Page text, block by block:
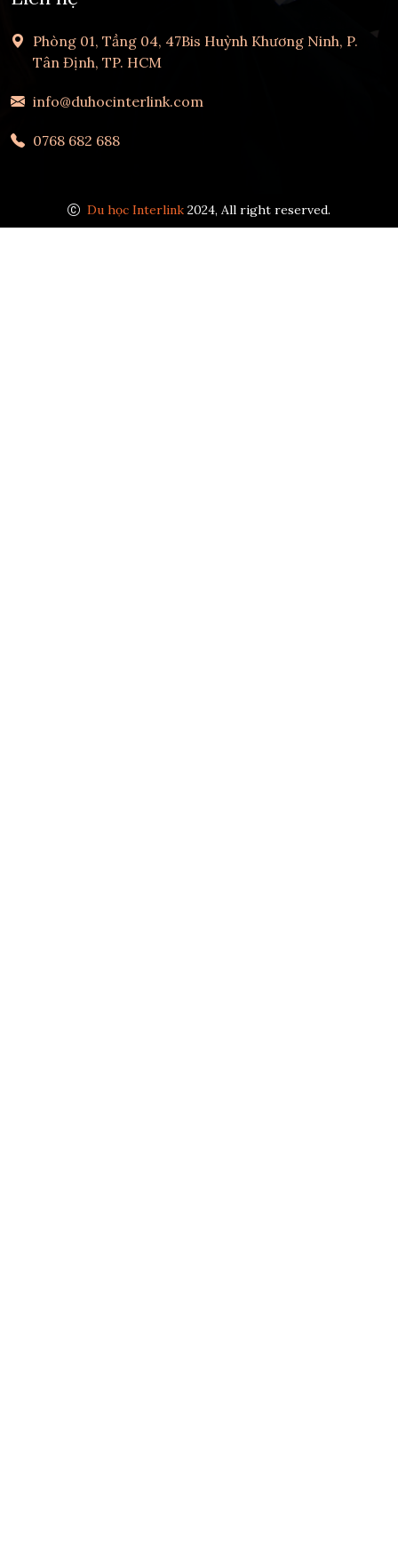
Phòng 01, Tầng 04, 47Bis Huỳnh Khương Ninh, P.
Tân Định, TP. HCM
info@duhocinterlink.com
0768 682 688
Du học Interlink 2024, All right reserved.